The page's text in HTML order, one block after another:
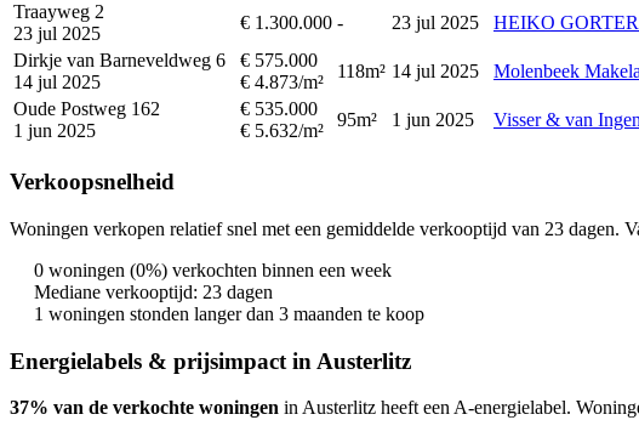
Traayweg 2
23 jul 2025
€ 1.300.000 - 23 jul 2025
HEIKO
Dirkje van Barneveldweg 6
14 jul 2025
€ 575.000
€ 4.873/m²
118m² 14 jul 2025
Molenbeek
Oude Postweg 162
1 jun 2025
€ 535.000
€ 5.632/m²
95m² 1 jun 2025 Visser & van
Verkoopsnelheid
Woningen verkopen relatief snel met een gemiddelde verkooptijd van 23 dagen.
0 woningen (0%) verkochten binnen een week
Mediane verkooptijd: 23 dagen
1 woningen stonden langer dan 3 maanden te koop
Energielabels & prijsimpact in Austerlitz
37% van de verkochte woningen in Austerlitz heeft een A-energielabel.